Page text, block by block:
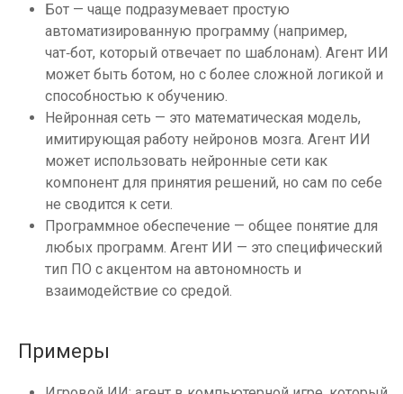
Бот — чаще подразумевает простую
автоматизированную программу (например,
чат‑бот, который отвечает по шаблонам). Агент ИИ
может быть ботом, но с более сложной логикой и
способностью к обучению.
Нейронная сеть — это математическая модель,
имитирующая работу нейронов мозга. Агент ИИ
может использовать нейронные сети как
компонент для принятия решений, но сам по себе
не сводится к сети.
Программное обеспечение — общее понятие для
любых программ. Агент ИИ — это специфический
тип ПО с акцентом на автономность и
взаимодействие со средой.
Примеры